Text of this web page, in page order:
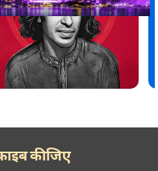
कीजिए